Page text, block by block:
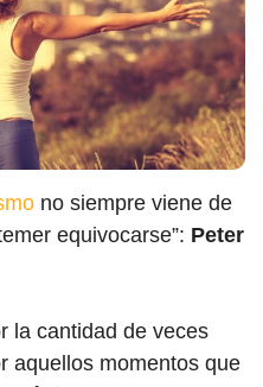
no siempre viene de
equivocarse”: Peter
la cantidad de veces
aquellos momentos que